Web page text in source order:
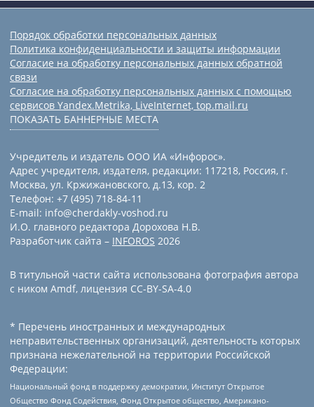
Порядок обработки персональных данных
Политика конфиденциальности и защиты информации
Согласие на обработку персональных данных обратной
связи
Согласие на обработку персональных данных с помощью
сервисов Yandex.Metrika, LiveInternet, top.mail.ru
ПОКАЗАТЬ БАННЕРНЫЕ МЕСТА
Учредитель и издатель ООО ИА «Инфорос».
Адрес учредителя, издателя, редакции: 117218, Россия, г.
Москва, ул. Кржижановского, д.13, кор. 2
Телефон: +7 (495) 718-84-11
E-mail: info@cherdakly-voshod.ru
И.О. главного редактора Дорохова Н.В.
Разработчик сайта – INFOROS 2026
В титульной части сайта использована фотография автора
с ником Amdf, лицензия CC-BY-SA-4.0
* Перечень иностранных и международных
неправительственных организаций, деятельность которых
признана нежелательной на территории Российской
Федерации:
Национальный фонд в поддержку демократии, Институт Открытое
Общество Фонд Содействия, Фонд Открытое общество, Американо-